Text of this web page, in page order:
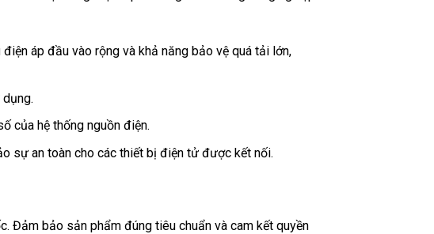
áp đầu vào rộng và khả năng bảo vệ quá tải lớn,
của hệ thống nguồn điện.
sự an toàn cho các thiết bị điện tử được kết nối.
Đảm bảo sản phẩm đúng tiêu chuẩn và cam kết quyền